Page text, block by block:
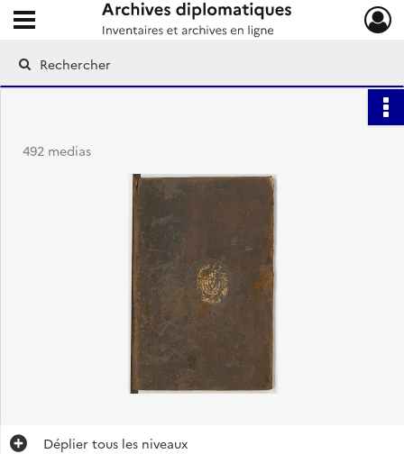
Archives diplomatiques
Ouvrir le menu déroulant
492 medias
Déplier tous les niveaux